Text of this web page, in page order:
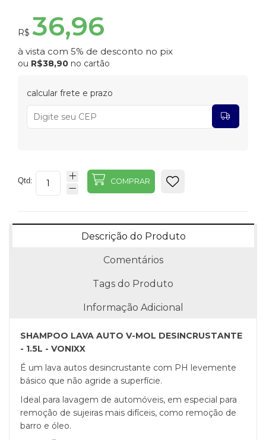
R$ 36,96
à vista com 5% de desconto no pix
ou R$38,90 no cartão
calcular frete e prazo
Qtd: COMPRAR
Descrição do Produto
Comentários
Tags do Produto
Informação Adicional
SHAMPOO LAVA AUTO V-MOL DESINCRUSTANTE
- 1.5L - VONIXX
É um lava autos desincrustante com PH levemente
básico que não agride a superfície.
Ideal para lavagem de automóveis, em especial para
remoção de sujeiras mais difíceis, como remoção de
barro e óleo.